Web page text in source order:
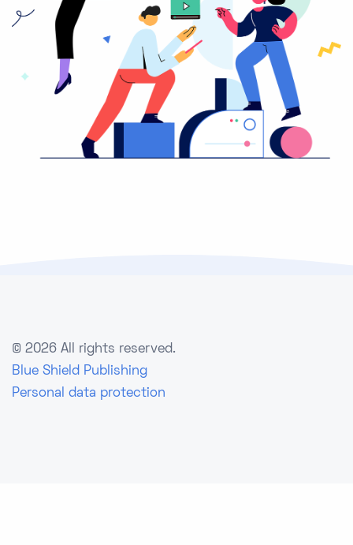
© 2026 All rights reserved.
Blue Shield Publishing
Personal data protection